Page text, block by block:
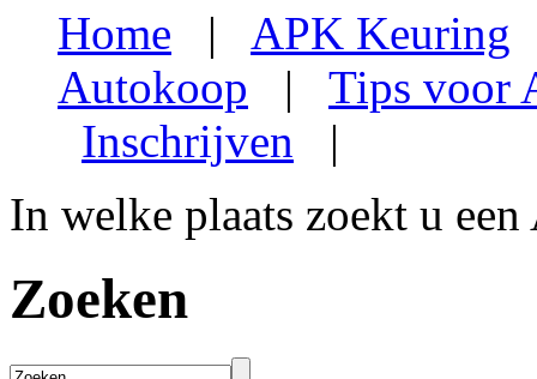
Home | APK Keuring
Autokoop | Tips voor
Inschrijven |
In welke plaats zoekt u
Zoeken